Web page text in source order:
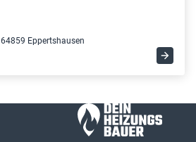
Eppertshausen